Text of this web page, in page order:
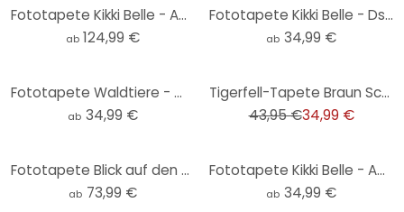
Fototapete Kikki Belle - Abenteuer der Dinos
ab 124,99 €
Fototapete Kikki Belle - Dschungelkatzen - Rund - Selbstklebend/Vlies
ab 34,99 €
Fototapete Waldtiere - Waldtapete Kinderzimmer - Kvilis - Rund - Selbstklebend/Vlies
ab 34,99 €
Tigerfell-Tapete Braun Schwarz - Fototapete Animal Print - exotische Vliestapete
43,95 €34,99 €
Fototapete Blick auf den See - Landschaftstapete - Keller
ab 73,99 €
Fototapete Kikki Belle - Abenteuer der Dinos - Rund - Selbstklebend/Vlies
ab 34,99 €